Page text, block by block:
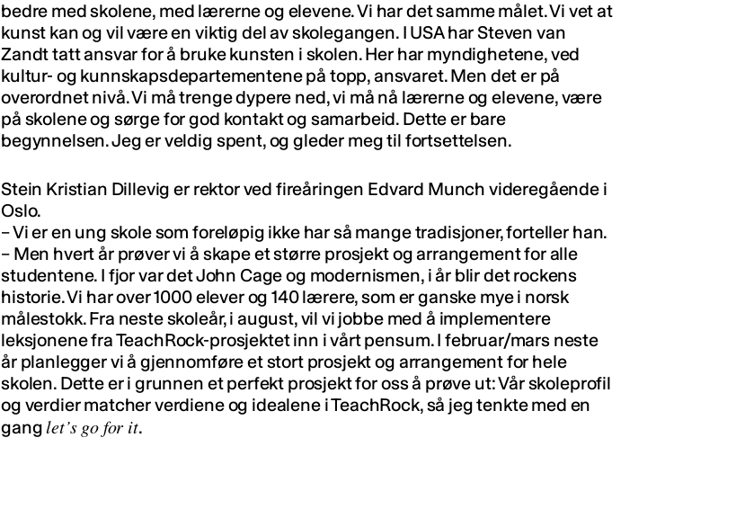
bedre med skolene, med lærerne og elevene. Vi har det samme målet. Vi vet at
kunst kan og vil være en viktig del av skolegangen. I USA har Steven van
Zandt tatt ansvar for å bruke kunsten i skolen. Her har myndighetene, ved
kultur- og kunnskapsdepartementene på topp, ansvaret. Men det er på
overordnet nivå. Vi må trenge dypere ned, vi må nå lærerne og elevene, være
på skolene og sørge for god kontakt og samarbeid. Dette er bare
begynnelsen. Jeg er veldig spent, og gleder meg til fortsettelsen.
Stein Kristian Dillevig er rektor ved fireåringen Edvard Munch videregående i
Oslo.
– Vi er en ung skole som foreløpig ikke har så mange tradisjoner, forteller han.
– Men hvert år prøver vi å skape et større prosjekt og arrangement for alle
studentene. I fjor var det John Cage og modernismen, i år blir det rockens
historie. Vi har over 1000 elever og 140 lærere, som er ganske mye i norsk
målestokk. Fra neste skoleår, i august, vil vi jobbe med å implementere
leksjonene fra TeachRock-prosjektet inn i vårt pensum. I februar/mars neste
år planlegger vi å gjennomføre et stort prosjekt og arrangement for hele
skolen. Dette er i grunnen et perfekt prosjekt for oss å prøve ut: Vår skoleprofil
og verdier matcher verdiene og idealene i TeachRock, så jeg tenkte med en
ganglet’s go for it.